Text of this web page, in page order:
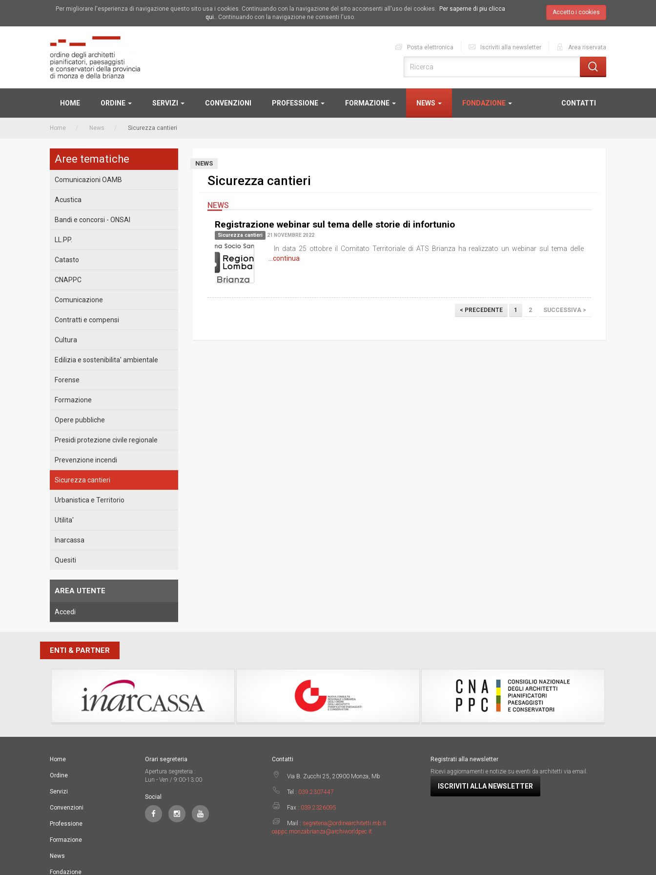
Per migliorare l'esperienza di navigazione questo sito usa i cookies. Continuando con la navigazione del sito acconsenti all'uso dei cookies.
Per saperne di piu clicca
qui.. Continuando con la navigazione ne consenti l'uso.
Accetto i cookies
Posta elettronica Iscriviti alla newsletter Area riservata
HOME ORDINE SERVIZI CONVENZIONI PROFESSIONE FORMAZIONE NEWS FONDAZIONE CONTATTI
Home News Sicurezza cantieri
Aree tematiche
Comunicazioni OAMB
Acustica
Bandi e concorsi - ONSAI
LL.PP.
Catasto
CNAPPC
Comunicazione
Contratti e compensi
Cultura
Edilizia e sostenibilita' ambientale
Forense
Formazione
Opere pubbliche
Presidi protezione civile regionale
Prevenzione incendi
Sicurezza cantieri
Urbanistica e Territorio
Utilita'
Inarcassa
Quesiti
AREA UTENTE
Accedi
NEWS
Sicurezza cantieri
NEWS
Registrazione webinar sul tema delle storie di infortunio
Sicurezza cantieri 21 NOVEMBRE 2022
In data 25 ottobre il Comitato Territoriale di ATS Brianza ha realizzato un webinar sul tema delle
...continua
< PRECEDENTE 1 2 SUCCESSIVA >
ENTI & PARTNER
Home
Ordine
Servizi
Convenzioni
Professione
Formazione
News
Fondazione
Orari segreteria
Apertura segreteria :
Lun - Ven / 9:00-13:00
Social
Contatti
Via B. Zucchi 25, 20900 Monza, Mb
Tel : 039.2307447
Fax : 039.2326095
Mail : segreteria@ordinearchitetti.mb.it
oappc.monzabrianza@archiworldpec.it
Registrati alla newsletter
Ricevi aggiornamenti e notizie su eventi da architetti via email.
ISCRIVITI ALLA NEWSLETTER